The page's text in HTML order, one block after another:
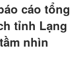
cáo tổng
tỉnh Lạng
nhìn